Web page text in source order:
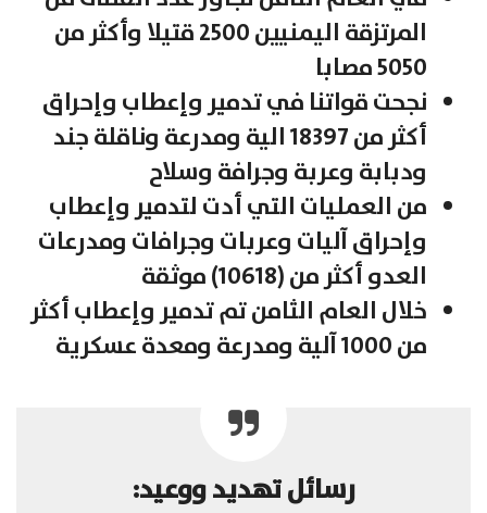
المرتزقة اليمنيين 2500 قتيلا وأكثر من
5050 مصابا
نجحت قواتنا في تدمير وإعطاب وإحراق
أكثر من 18397 الية ومدرعة وناقلة جند
ودبابة وعربة وجرافة وسلاح
من العمليات التي أدت لتدمير وإعطاب
وإحراق آليات وعربات وجرافات ومدرعات
العدو أكثر من (10618) موثقة
خلال العام الثامن تم تدمير وإعطاب أكثر
من 1000 آلية ومدرعة ومعدة عسكرية
رسائل تهديد ووعيد: